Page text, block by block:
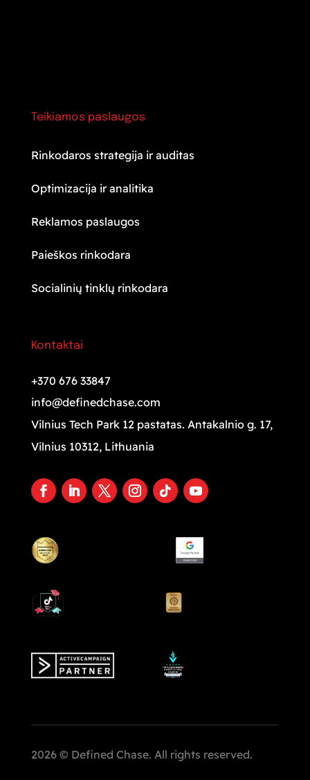
Teikiamos paslaugos
Rinkodaros strategija ir auditas
Optimizacija ir analitika
Reklamos paslaugos
Paieškos rinkodara
Socialinių tinklų rinkodara
Kontaktai
+370 676 33847
info@definedchase.com
Vilnius Tech Park 12 pastatas. Antakalnio g. 17,
Vilnius 10312, Lithuania
2026 © Defined Chase. All rights reserved.